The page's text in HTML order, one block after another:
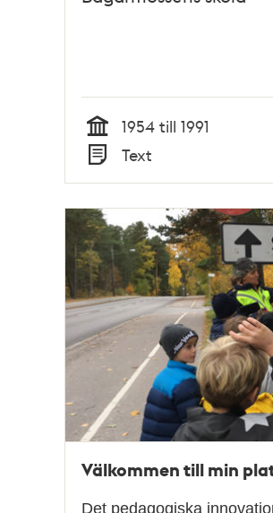
Tid
1954 till 1991
Typ
Text
Välkommen till min
Det pedagogiska